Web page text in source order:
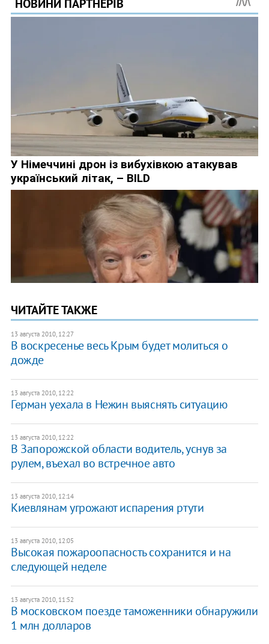
ЧИТАЙТЕ ТАКЖЕ
13 августа 2010, 12:27
В воскресенье весь Крым будет молиться о
дожде
13 августа 2010, 12:22
Герман уехала в Нежин выяснять ситуацию
13 августа 2010, 12:22
В Запорожской области водитель, уснув за
рулем, въехал во встречное авто
13 августа 2010, 12:14
Киевлянам угрожают испарения ртути
13 августа 2010, 12:05
Высокая пожароопасность сохранится и на
следующей неделе
13 августа 2010, 11:52
В московском поезде таможенники обнаружили
1 млн долларов